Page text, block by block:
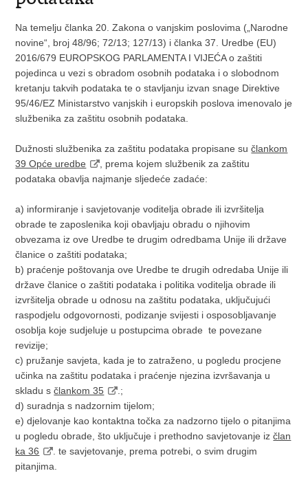
Na temelju članka 20. Zakona o vanjskim poslovima („Narodne
novine“, broj 48/96; 72/13; 127/13) i članka 37. Uredbe (EU)
2016/679 EUROPSKOG PARLAMENTA I VIJEĆA o zaštiti
pojedinca u vezi s obradom osobnih podataka i o slobodnom
kretanju takvih podataka te o stavljanju izvan snage Direktive
95/46/EZ Ministarstvo vanjskih i europskih poslova imenovalo je
službenika za zaštitu osobnih podataka.
Dužnosti službenika za zaštitu podataka propisane sučlankom
39 Opće uredbe
, prema kojem službenik za zaštitu
podataka obavlja najmanje sljedeće zadaće:
a) informiranje i savjetovanje voditelja obrade ili izvršitelja
obrade te zaposlenika koji obavljaju obradu o njihovim
obvezama iz ove Uredbe te drugim odredbama Unije ili države
članice o zaštiti podataka;
b) praćenje poštovanja ove Uredbe te drugih odredaba Unije ili
države članice o zaštiti podataka i politika voditelja obrade ili
izvršitelja obrade u odnosu na zaštitu podataka, uključujući
raspodjelu odgovornosti, podizanje svijesti i osposobljavanje
osoblja koje sudjeluje u postupcima obrade te povezane
revizije;
c) pružanje savjeta, kada je to zatraženo, u pogledu procjene
učinka na zaštitu podataka i praćenje njezina izvršavanja u
skladu sčlankom 35
.;
d) suradnja s nadzornim tijelom;
e) djelovanje kao kontaktna točka za nadzorno tijelo o pitanjima
u pogledu obrade, što uključuje i prethodno savjetovanje izčlan
ka 36
. te savjetovanje, prema potrebi, o svim drugim
pitanjima.